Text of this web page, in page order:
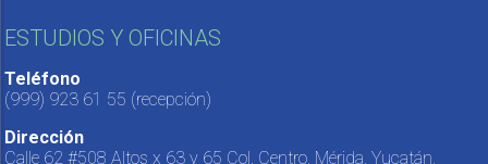
ESTUDIOS Y OFICINAS
Teléfono
(999) 923 61 55 (recepción)
Dirección
Calle 62 #508 Altos x 63 y 65 Col. Centro, Mérida, Yucatán,